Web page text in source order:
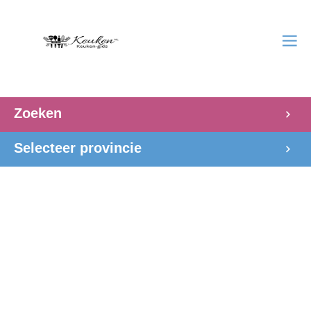
Zoeken
Selecteer provincie